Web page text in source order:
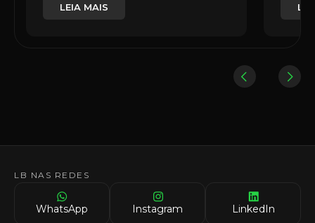
LEIA MAIS
LB NAS REDES
WhatsApp Instagram LinkedIn